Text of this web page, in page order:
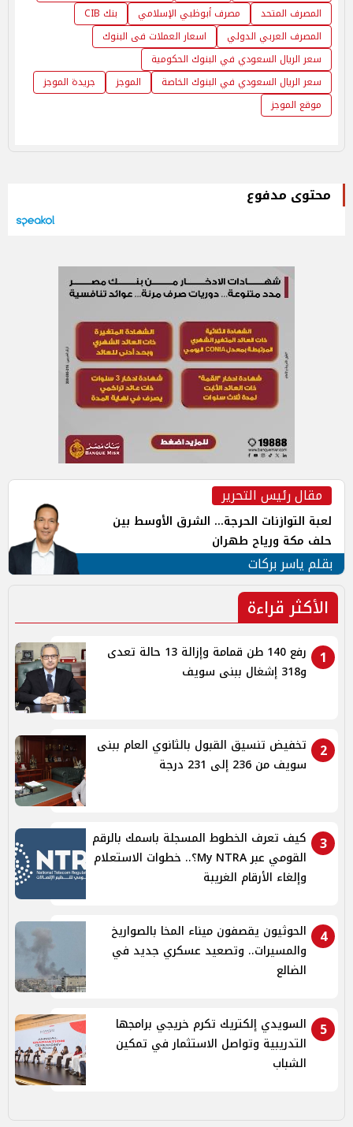
المصرف المتحد
مصرف أبوظبي الإسلامي
بنك CIB
المصرف العربي الدولي
اسعار العملات فى البنوك
سعر الريال السعودي في البنوك الحكومية
سعر الريال السعودي في البنوك الخاصة
الموجز
جريدة الموجز
موقع الموجز
محتوى مدفوع
مقال رئيس التحرير
لعبة التوازنات الحرجة... الشرق الأوسط بين
حلف مكة ورياح طهران
بقلم ياسر بركات
الأكثر قراءة
1
رفع 140 طن قمامة وإزالة 13 حالة تعدى
و318 إشغال ببنى سويف
2
تخفيض تنسيق القبول بالثانوي العام ببنى
سويف من 236 إلى 231 درجة
3
كيف تعرف الخطوط المسجلة باسمك بالرقم
القومي عبر My NTRA؟.. خطوات الاستعلام
وإلغاء الأرقام الغريبة
4
الحوثيون يقصفون ميناء المخا بالصواريخ
والمسيرات.. وتصعيد عسكري جديد في
الضالع
5
السويدي إلكتريك تكرم خريجي برامجها
التدريبية وتواصل الاستثمار في تمكين
الشباب